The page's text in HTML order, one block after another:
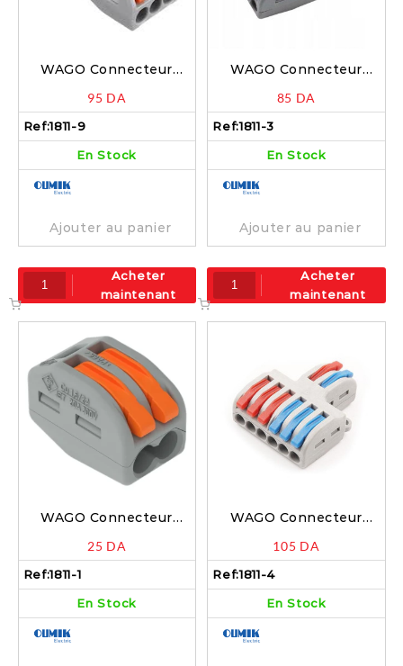
WAGO Connecteur
– 1811-9
95 DA
Ref:1811-9
En Stock
Ajouter au panier
Acheter
maintenant
WAGO Connecteur
1811-3
85 DA
Ref:1811-3
En Stock
Ajouter au panier
Acheter
maintenant
WAGO Connecteur
1811-1
25 DA
Ref:1811-1
En Stock
WAGO Connecteur
1811-4
105 DA
Ref:1811-4
En Stock